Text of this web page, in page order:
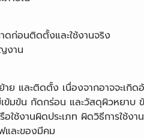
ก่อนติดตั้งและใช้งานจริง
งาน
ย และติดตั้ง เนื่องจากอาจจะเกิด
เข้มข้น กัดกร่อน และวัสดุผิวหยาบ
ใช้งานผิดประเภท ผิดวิธีการใช้งา
และของมีคม